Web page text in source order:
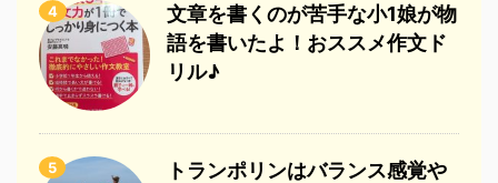
4
文章を書くのが苦手な小1娘が物
語を書いたよ！おススメ作文ド
リル♪
5
トランポリンはバランス感覚や